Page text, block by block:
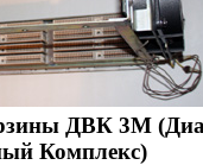
ДВК 3М
Комплекс)